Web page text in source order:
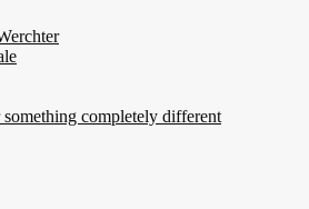
completely different